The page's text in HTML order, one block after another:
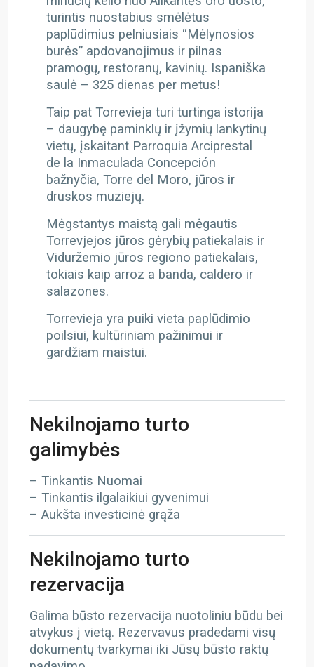
turintis nuostabius smėlėtus
paplūdimius pelniusiais “Mėlynosios
burės” apdovanojimus ir pilnas
pramogų, restoranų, kavinių. Ispaniška
saulė – 325 dienas per metus!
Taip pat Torrevieja turi turtinga istorija
– daugybę paminklų ir įžymių lankytinų
vietų, įskaitant Parroquia Arciprestal
de la Inmaculada Concepción
bažnyčia, Torre del Moro, jūros ir
druskos muziejų.
Mėgstantys maistą gali mėgautis
Torrevjejos jūros gėrybių patiekalais ir
Viduržemio jūros regiono patiekalais,
tokiais kaip arroz a banda, caldero ir
salazones.
Torrevieja yra puiki vieta paplūdimio
poilsiui, kultūriniam pažinimui ir
gardžiam maistui.
Nekilnojamo turto
galimybės
– Tinkantis Nuomai
– Tinkantis ilgalaikiui gyvenimui
– Aukšta investicinė grąža
Nekilnojamo turto
rezervacija
Galima būsto rezervacija nuotoliniu būdu bei
atvykus į vietą. Rezervavus pradedami visų
dokumentų tvarkymai iki Jūsų būsto raktų